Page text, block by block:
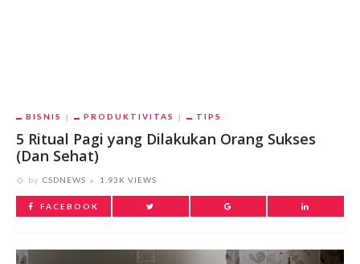
BISNIS PRODUKTIVITAS TIPS
5 Ritual Pagi yang Dilakukan Orang Sukses
(Dan Sehat)
by CSDNEWS 1.93K VIEWS
FACEBOOK